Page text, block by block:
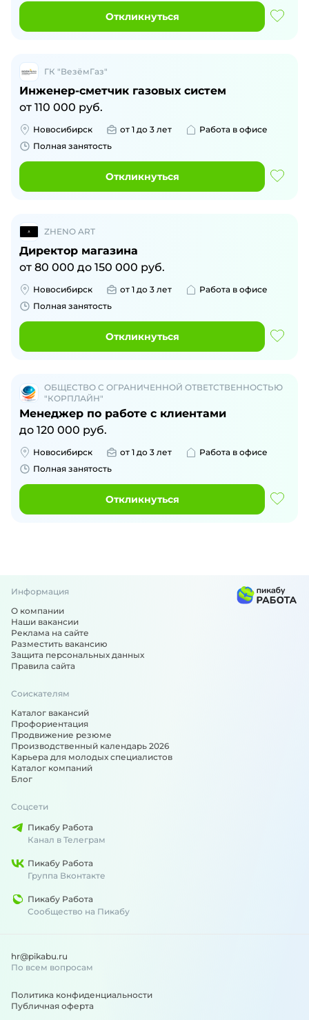
Откликнуться
ГК "ВезёмГаз"
Инженер-сметчик газовых систем
от 110 000 руб.
Новосибирск от 1 до 3 лет
Работа в офисе
Полная занятость
Откликнуться
ZHENO ART
Директор магазина
от 80 000 до 150 000 руб.
Новосибирск от 1 до 3 лет
Работа в офисе
Полная занятость
Откликнуться
ОБЩЕСТВО С ОГРАНИЧЕННОЙ ОТВЕТСТВЕННОСТЬЮ
"КОРПЛАЙН"
Менеджер по работе с клиентами
до 120 000 руб.
Новосибирск от 1 до 3 лет
Работа в офисе
Полная занятость
Откликнуться
Информация
О компании
Наши вакансии
Реклама на сайте
Разместить вакансию
Защита персональных данных
Правила сайта
Соискателям
Каталог вакансий
Профориентация
Продвижение резюме
Производственный календарь 2026
Карьера для молодых специалистов
Каталог компаний
Блог
Соцсети
Пикабу Работа
Канал в Телеграм
Пикабу Работа
Группа Вконтакте
Пикабу Работа
Сообщество на Пикабу
hr@pikabu.ru
По всем вопросам
Политика конфиденциальности
Публичная оферта